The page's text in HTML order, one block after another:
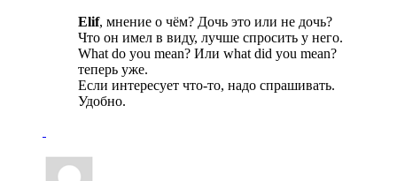
Elif, мнение о чём? Дочь это или не дочь?
Что он имел в виду, лучше спросить у него.
What do you mean? Или what did you mean?
теперь уже.
Если интересует что-то, надо спрашивать.
Удобно.